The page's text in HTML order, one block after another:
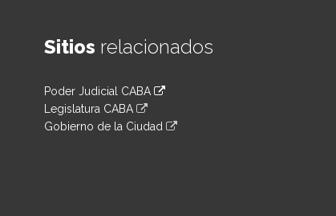
Sitios relacionados
Poder Judicial CABA
Legislatura CABA
Gobierno de la Ciudad